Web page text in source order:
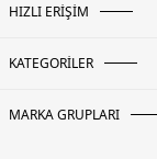
HIZLI ERİŞİM
KATEGORİLER
MARKA GRUPLARI